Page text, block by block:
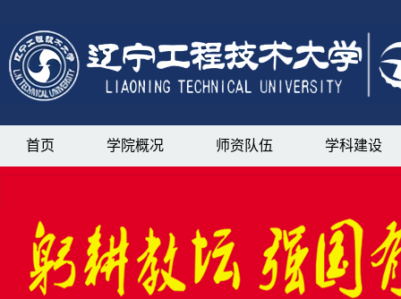
首页 学院概况 师资队伍 学科建设